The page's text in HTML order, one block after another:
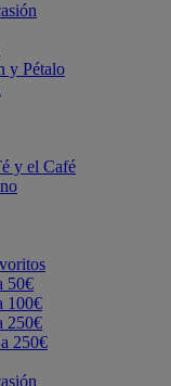
y Pétalo
y el Café
50€
100€
250€
250€